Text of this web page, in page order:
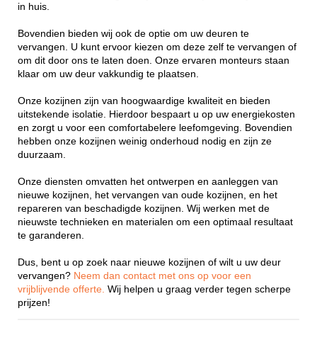
in huis.
Bovendien bieden wij ook de optie om uw deuren te
vervangen. U kunt ervoor kiezen om deze zelf te vervangen of
om dit door ons te laten doen. Onze ervaren monteurs staan
klaar om uw deur vakkundig te plaatsen.
Onze kozijnen zijn van hoogwaardige kwaliteit en bieden
uitstekende isolatie. Hierdoor bespaart u op uw energiekosten
en zorgt u voor een comfortabelere leefomgeving. Bovendien
hebben onze kozijnen weinig onderhoud nodig en zijn ze
duurzaam.
Onze diensten omvatten het ontwerpen en aanleggen van
nieuwe kozijnen, het vervangen van oude kozijnen, en het
repareren van beschadigde kozijnen. Wij werken met de
nieuwste technieken en materialen om een optimaal resultaat
te garanderen.
Dus, bent u op zoek naar nieuwe kozijnen of wilt u uw deur
vervangen? Neem dan contact met ons op voor een
vrijblijvende offerte. Wij helpen u graag verder tegen scherpe
prijzen!